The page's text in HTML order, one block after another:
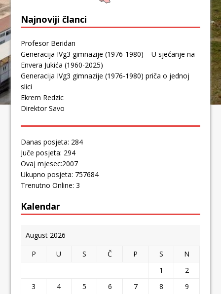
Najnoviji članci
Profesor Beridan
Generacija IVg3 gimnazije (1976-1980) – U sjećanje na
Envera Jukića (1960-2025)
Generacija IVg3 gimnazije (1976-1980) priča o jednoj
slici
Ekrem Redzic
Direktor Savo
Danas posjeta: 284
Juče posjeta: 294
Ovaj mjesec:2007
Ukupno posjeta: 757684
Trenutno Online: 3
Kalendar
August 2026
P
U S Č P S
N
1
2
3
4 5 6 7 8 9